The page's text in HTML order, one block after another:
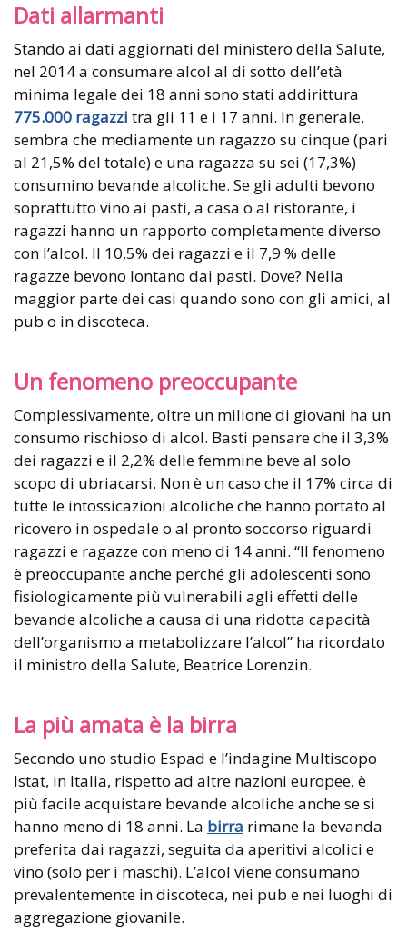
Dati allarmanti
Stando ai dati aggiornati del ministero della Salute,
nel 2014 a consumare alcol al di sotto dell’età
minima legale dei 18 anni sono stati addirittura
775.000 ragazzi tra gli 11 e i 17 anni. In generale,
sembra che mediamente un ragazzo su cinque (pari
al 21,5% del totale) e una ragazza su sei (17,3%)
consumino bevande alcoliche. Se gli adulti bevono
soprattutto vino ai pasti, a casa o al ristorante, i
ragazzi hanno un rapporto completamente diverso
con l’alcol. Il 10,5% dei ragazzi e il 7,9 % delle
ragazze bevono lontano dai pasti. Dove? Nella
maggior parte dei casi quando sono con gli amici, al
pub o in discoteca.
Un fenomeno preoccupante
Complessivamente, oltre un milione di giovani ha un
consumo rischioso di alcol. Basti pensare che il 3,3%
dei ragazzi e il 2,2% delle femmine beve al solo
scopo di ubriacarsi. Non è un caso che il 17% circa di
tutte le intossicazioni alcoliche che hanno portato al
ricovero in ospedale o al pronto soccorso riguardi
ragazzi e ragazze con meno di 14 anni. “Il fenomeno
è preoccupante anche perché gli adolescenti sono
fisiologicamente più vulnerabili agli effetti delle
bevande alcoliche a causa di una ridotta capacità
dell’organismo a metabolizzare l’alcol” ha ricordato
il ministro della Salute, Beatrice Lorenzin.
La più amata è la birra
Secondo uno studio Espad e l’indagine Multiscopo
Istat, in Italia, rispetto ad altre nazioni europee, è
più facile acquistare bevande alcoliche anche se si
hanno meno di 18 anni. La birra rimane la bevanda
preferita dai ragazzi, seguita da aperitivi alcolici e
vino (solo per i maschi). L’alcol viene consumano
prevalentemente in discoteca, nei pub e nei luoghi di
aggregazione giovanile.